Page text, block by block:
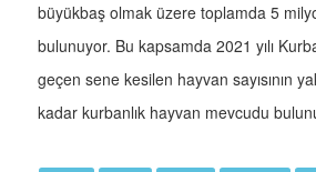
büyükbaş olmak üzere toplamda 5
bulunuyor. Bu kapsamda 2021 yılı
geçen sene kesilen hayvan sayısının
kadar kurbanlık hayvan mevcudu